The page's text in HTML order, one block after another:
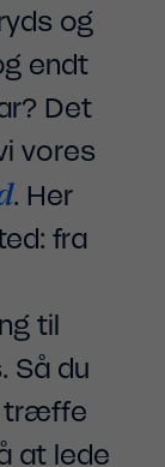
og
endt
Det
vores
. Her
fra
til
Så du
træffe
at lede